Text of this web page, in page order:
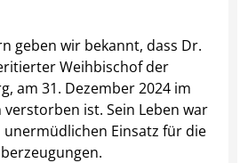
in neuem Tab)
geben wir bekannt, dass Dr.
Weihbischof der
am 31. Dezember 2024 im
verstorben ist. Sein Leben war
Einsatz für die